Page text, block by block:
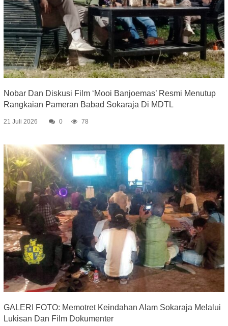
Nobar Dan Diskusi Film ‘Mooi Banjoemas’ Resmi Menutup
Rangkaian Pameran Babad Sokaraja Di MDTL
21 Juli 2026 0 78
GALERI FOTO: Memotret Keindahan Alam Sokaraja Melalui
Lukisan Dan Film Dokumenter